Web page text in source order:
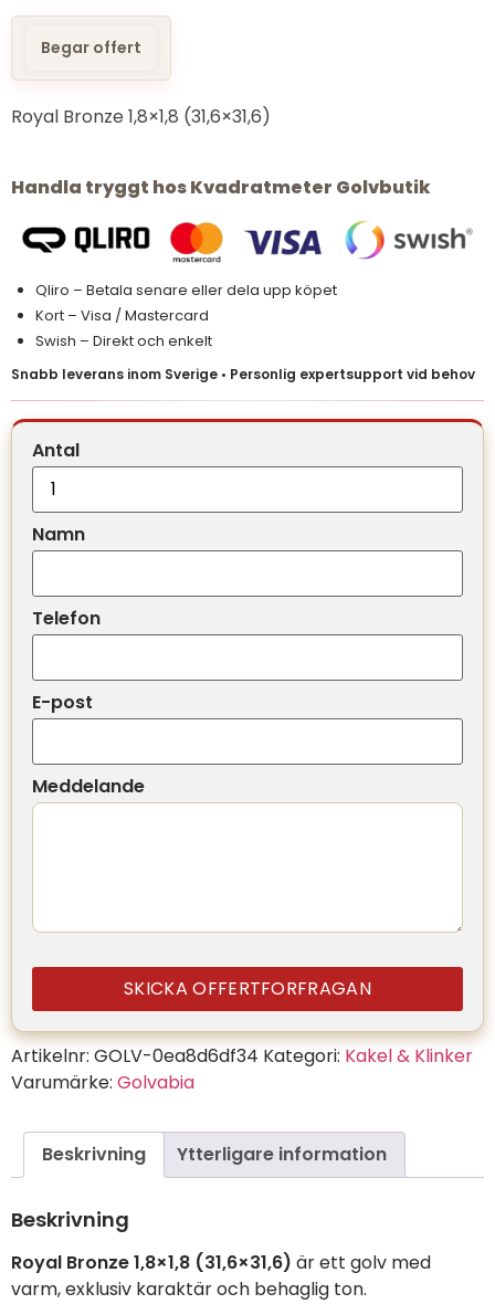
Begar offert
Royal Bronze 1,8×1,8 (31,6×31,6)
Handla tryggt hos Kvadratmeter Golvbutik
Qliro – Betala senare eller dela upp köpet
Kort – Visa / Mastercard
Swish – Direkt och enkelt
Snabb leverans inom Sverige • Personlig expertsupport vid behov
Antal
Namn
Telefon
E-post
Meddelande
SKICKA OFFERTFORFRAGAN
Artikelnr: GOLV-0ea8d6df34 Kategori: Kakel & Klinker
Varumärke: Golvabia
Beskrivning Ytterligare information
Beskrivning
Royal Bronze 1,8×1,8 (31,6×31,6) är ett golv med
varm, exklusiv karaktär och behaglig ton.